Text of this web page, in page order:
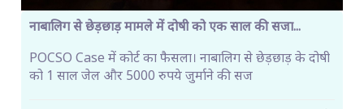
नाबालिग से छेड़छाड़ मामले में दोषी को एक साल की सजा...
POCSO Case में कोर्ट का फैसला। नाबालिग से छेड़छाड़ के दोषी
को 1 साल जेल और 5000 रुपये जुर्माने की सज